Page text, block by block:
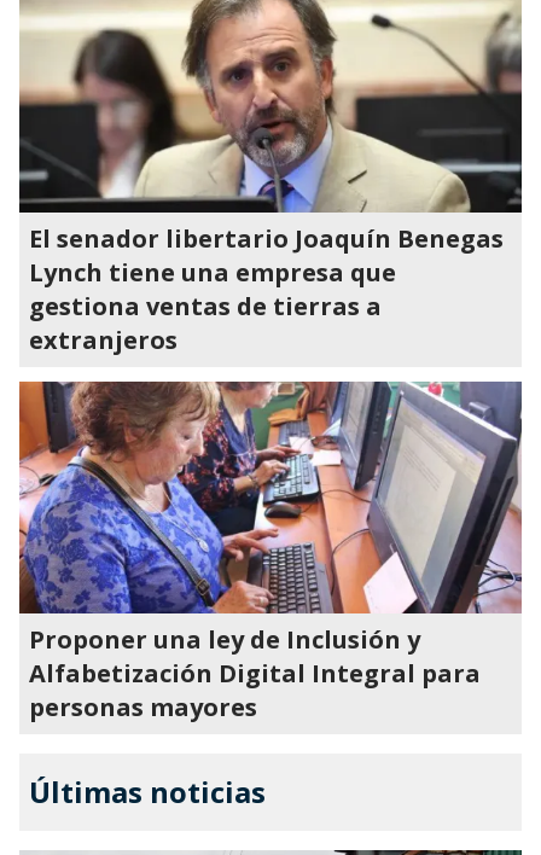
El senador libertario Joaquín Benegas
Lynch tiene una empresa que
gestiona ventas de tierras a
extranjeros
Proponer una ley de Inclusión y
Alfabetización Digital Integral para
personas mayores
Últimas noticias